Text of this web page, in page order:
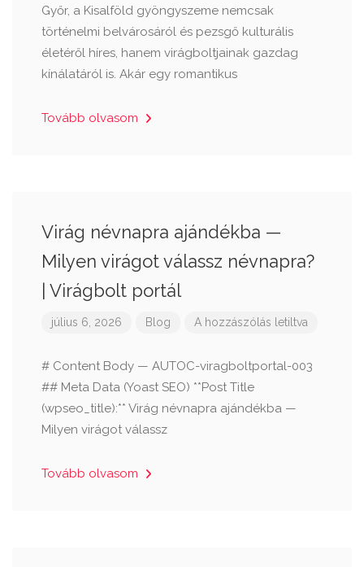
Győr, a Kisalföld gyöngyszeme nemcsak
történelmi belvárosáról és pezsgő kulturális
életéről híres, hanem virágboltjainak gazdag
kínálatáról is. Akár egy romantikus
Tovább olvasom
Virág névnapra ajándékba —
Milyen virágot válassz névnapra?
| Virágbolt portál
július 6, 2026 Blog A hozzászólás letiltva
# Content Body — AUTOC-viragboltportal-003
## Meta Data (Yoast SEO) **Post Title
(wpseo_title):** Virág névnapra ajándékba —
Milyen virágot válassz
Tovább olvasom